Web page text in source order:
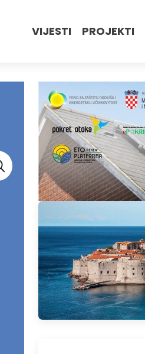
VIJESTI PROJEKTI